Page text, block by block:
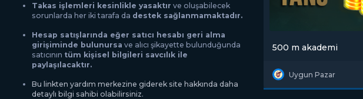
Takas işlemleri kesinlikle yasaktır ve oluşabilecek
sorunlarda her iki tarafa da destek sağlanmamaktadır.
Hesap satışlarında eğer satıcı hesabı geri alma
girişiminde bulunursa ve alıcı şikayette bulunduğunda
satıcının tüm kişisel bilgileri savcılık ile
paylaşılacaktır.
Bu linkten yardım merkezine giderek site hakkında daha
detaylı bilgi sahibi olabilirsiniz.
500 m akademi
Uygun Pazar